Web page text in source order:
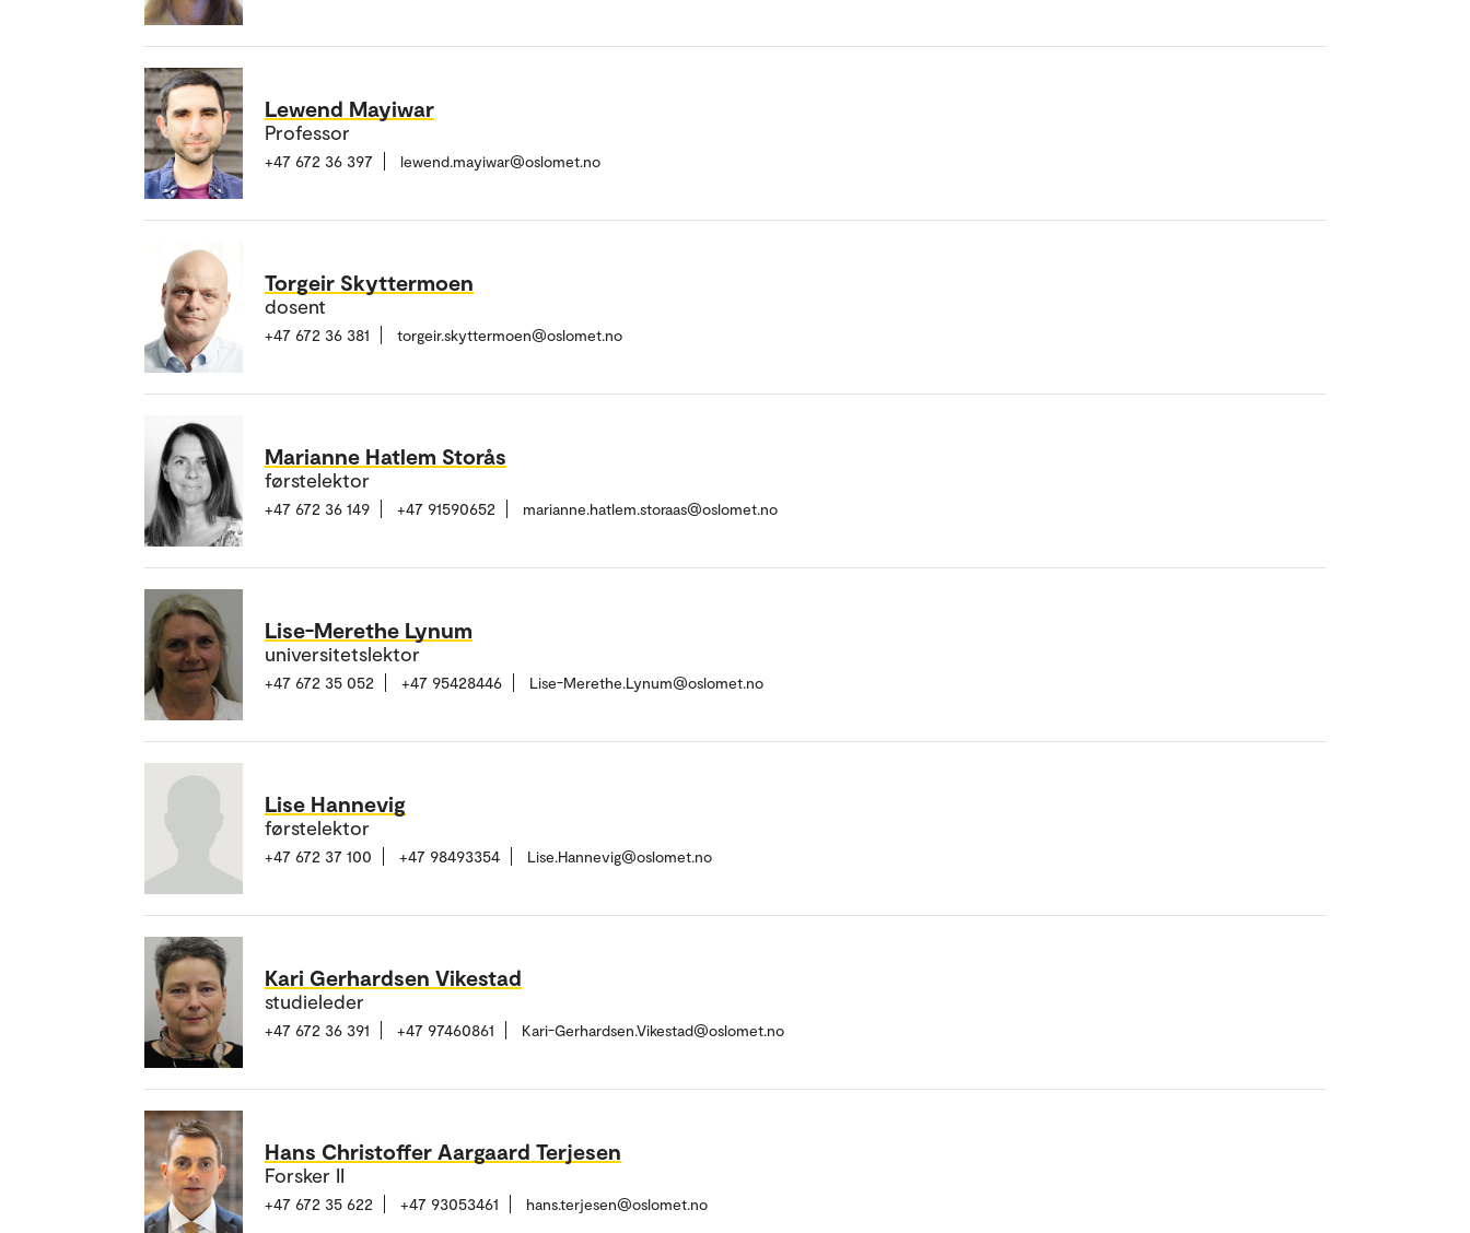
Lewend Mayiwar
Professor
+47 672 36 397 lewend.mayiwar@oslomet.no
Torgeir Skyttermoen
dosent
+47 672 36 381 torgeir.skyttermoen@oslomet.no
Marianne Hatlem Storås
førstelektor
+47 672 36 149 +47 91590652 marianne.hatlem.storaas@oslomet.no
Lise-Merethe Lynum
universitetslektor
+47 672 35 052 +47 95428446 Lise-Merethe.Lynum@oslomet.no
Lise Hannevig
førstelektor
+47 672 37 100 +47 98493354 Lise.Hannevig@oslomet.no
Kari Gerhardsen Vikestad
studieleder
+47 672 36 391 +47 97460861 Kari-Gerhardsen.Vikestad@oslomet.no
Hans Christoffer Aargaard Terjesen
Forsker II
+47 672 35 622 +47 93053461 hans.terjesen@oslomet.no